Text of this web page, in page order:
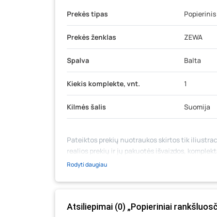
Prekės tipas
Prekės ženklas ZEWA
Spalva Balta
Kiekis komplekte, vnt. 1
Kilmės šalis Suomija
Pateiktos prekių nuotraukos skirtos tik
realios prekių ir jų pakuotės išvaizdos,
medžiaga su aprašymu) yra bendrinio
prašome vadovautis ta kaina, kuri galioja
Rodyti daugiau
Atsiliepimai (0) „Popieriniai